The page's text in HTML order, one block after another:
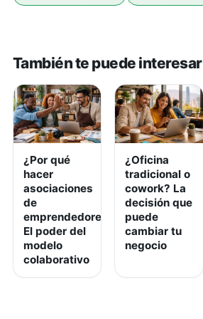
También te puede interesar
¿Por qué
hacer
asociaciones
de
emprendedores?
El poder del
modelo
colaborativo
¿Oficina
tradicional o
cowork? La
decisión que
puede
cambiar tu
negocio